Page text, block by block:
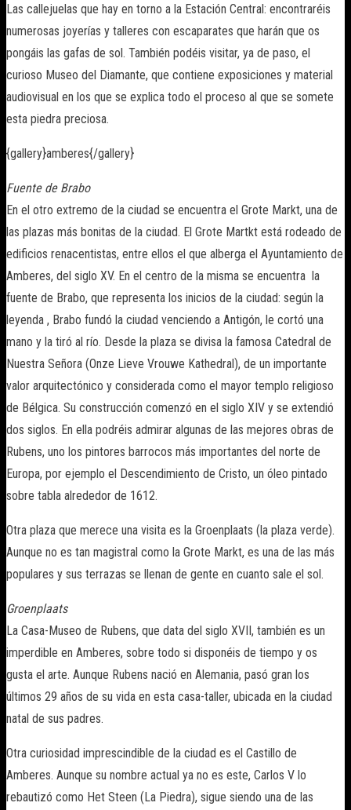
Las callejuelas que hay en torno a la Estación Central: encontraréis
numerosas joyerías y talleres con escaparates que harán que os
pongáis las gafas de sol. También podéis visitar, ya de paso, el
curioso Museo del Diamante, que contiene exposiciones y material
audiovisual en los que se explica todo el proceso al que se somete
esta piedra preciosa.
{gallery}amberes{/gallery}
Fuente de Brabo
En el otro extremo de la ciudad se encuentra el Grote Markt, una de
las plazas más bonitas de la ciudad. El Grote Martkt está rodeado de
edificios renacentistas, entre ellos el que alberga el Ayuntamiento de
Amberes, del siglo XV. En el centro de la misma se encuentra la
fuente de Brabo, que representa los inicios de la ciudad: según la
leyenda , Brabo fundó la ciudad venciendo a Antigón, le cortó una
mano y la tiró al río. Desde la plaza se divisa la famosa Catedral de
Nuestra Señora (Onze Lieve Vrouwe Kathedral), de un importante
valor arquitectónico y considerada como el mayor templo religioso
de Bélgica. Su construcción comenzó en el siglo XIV y se extendió
dos siglos. En ella podréis admirar algunas de las mejores obras de
Rubens, uno los pintores barrocos más importantes del norte de
Europa, por ejemplo el Descendimiento de Cristo, un óleo pintado
sobre tabla alrededor de 1612.
Otra plaza que merece una visita es la Groenplaats (la plaza verde).
Aunque no es tan magistral como la Grote Markt, es una de las más
populares y sus terrazas se llenan de gente en cuanto sale el sol.
Groenplaats
La Casa-Museo de Rubens, que data del siglo XVII, también es un
imperdible en Amberes, sobre todo si disponéis de tiempo y os
gusta el arte. Aunque Rubens nació en Alemania, pasó gran los
últimos 29 años de su vida en esta casa-taller, ubicada en la ciudad
natal de sus padres.
Otra curiosidad imprescindible de la ciudad es el Castillo de
Amberes. Aunque su nombre actual ya no es este, Carlos V lo
rebautizó como Het Steen (La Piedra), sigue siendo una de las